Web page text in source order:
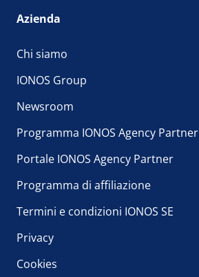
Azienda
Chi siamo
IONOS Group
Newsroom
Programma IONOS Agency Partner
Portale IONOS Agency Partner
Programma di affiliazione
Termini e condizioni IONOS SE
Privacy
Cookies